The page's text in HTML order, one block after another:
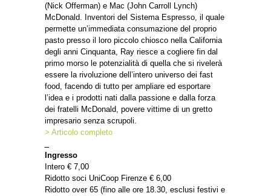
(Nick Offerman) e Mac (John Carroll Lynch)
McDonald. Inventori del Sistema Espresso, il quale
permette un’immediata consumazione del proprio
pasto presso il loro piccolo chiosco nella California
degli anni Cinquanta, Ray riesce a cogliere fin dal
primo morso le potenzialità di quella che si rivelerà
essere la rivoluzione dell’intero universo dei fast
food, facendo di tutto per ampliare ed esportare
l’idea e i prodotti nati dalla passione e dalla forza
dei fratelli McDonald, povere vittime di un gretto
impresario senza scrupoli.
> Articolo completo
Ingresso
Intero € 7,00
Ridotto soci UniCoop Firenze € 6,00
Ridotto over 65 (fino alle ore 18.30, esclusi festivi e